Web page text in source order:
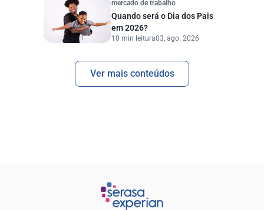
mercado de trabalho
Quando será o Dia dos Pais
em 2026?
10 min leitura03, ago. 2026
Ver mais conteúdos